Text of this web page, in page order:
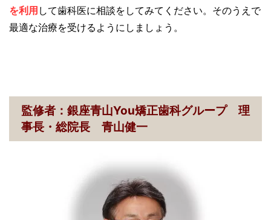
を利用 して歯科医に相談をしてみてください。そのうえで
最適な治療を受けるようにしましょう。
監修者：銀座青山You矯正歯科グループ 理
事長・総院長 青山健一